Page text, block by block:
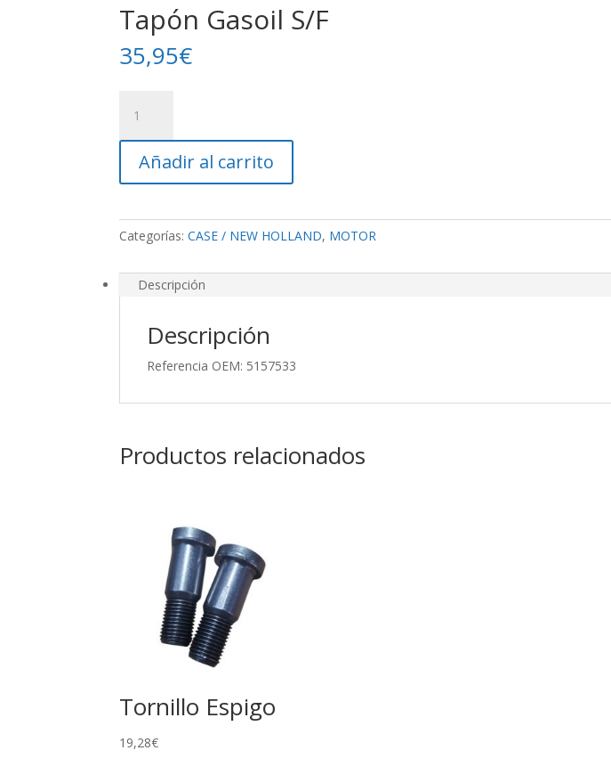
Tapón Gasoil S/F
35,95€
Gasoil
S/F
cantidad
Añadir al carrito
Categorías:CASE / NEW HOLLAND, MOTOR
Descripción
Descripción
Referencia OEM: 5157533
Productos relacionados
Tornillo Espigo
19,28€